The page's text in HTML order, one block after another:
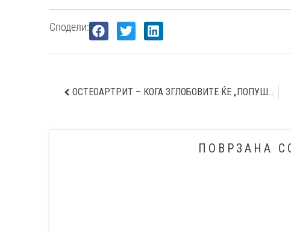
Сподели:
ОСТЕОАРТРИТ – КОГА ЗГЛОБОВИТЕ ЌЕ „ПОПУШТАТ“
ПОВРЗАНА